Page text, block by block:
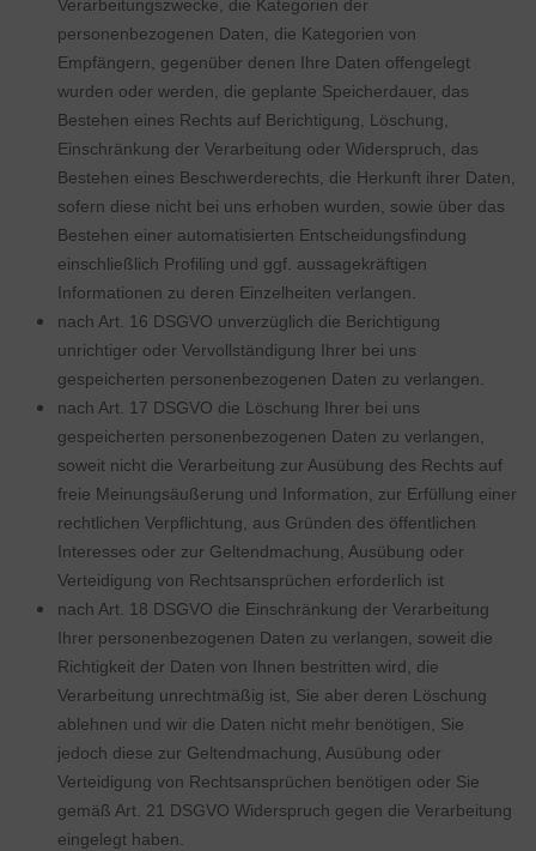
Verarbeitungszwecke, die Kategorien der
personenbezogenen Daten, die Kategorien von
Empfängern, gegenüber denen Ihre Daten offengelegt
wurden oder werden, die geplante Speicherdauer, das
Bestehen eines Rechts auf Berichtigung, Löschung,
Einschränkung der Verarbeitung oder Widerspruch, das
Bestehen eines Beschwerderechts, die Herkunft ihrer Daten,
sofern diese nicht bei uns erhoben wurden, sowie über das
Bestehen einer automatisierten Entscheidungsfindung
einschließlich Profiling und ggf. aussagekräftigen
Informationen zu deren Einzelheiten verlangen.
nach Art. 16 DSGVO unverzüglich die Berichtigung
unrichtiger oder Vervollständigung Ihrer bei uns
gespeicherten personenbezogenen Daten zu verlangen.
nach Art. 17 DSGVO die Löschung Ihrer bei uns
gespeicherten personenbezogenen Daten zu verlangen,
soweit nicht die Verarbeitung zur Ausübung des Rechts auf
freie Meinungsäußerung und Information, zur Erfüllung einer
rechtlichen Verpflichtung, aus Gründen des öffentlichen
Interesses oder zur Geltendmachung, Ausübung oder
Verteidigung von Rechtsansprüchen erforderlich ist
nach Art. 18 DSGVO die Einschränkung der Verarbeitung
Ihrer personenbezogenen Daten zu verlangen, soweit die
Richtigkeit der Daten von Ihnen bestritten wird, die
Verarbeitung unrechtmäßig ist, Sie aber deren Löschung
ablehnen und wir die Daten nicht mehr benötigen, Sie
jedoch diese zur Geltendmachung, Ausübung oder
Verteidigung von Rechtsansprüchen benötigen oder Sie
gemäß Art. 21 DSGVO Widerspruch gegen die Verarbeitung
eingelegt haben.